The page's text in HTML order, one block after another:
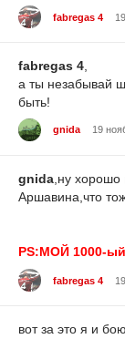
fabregas 4
fabregas 4,
а ты незабывай
быть!
gnida 19
gnida ,ну
Аршавина,что
PS:МОЙ 1000-
fabregas 4
вот за это я и